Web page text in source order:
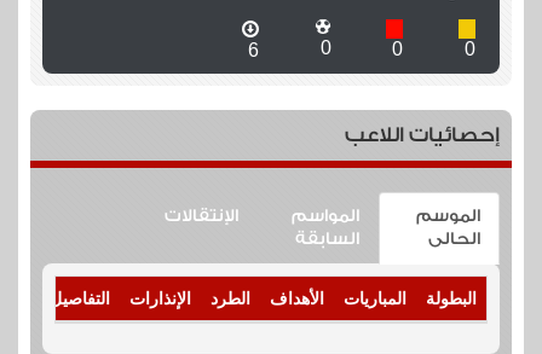
0
0
0
6
إحصائيات اللاعب
الموسم
الحالى
المواسم
السابقة
الإنتقالات
البطولة المباريات الأهداف الطرد الإنذارات التفاصيل